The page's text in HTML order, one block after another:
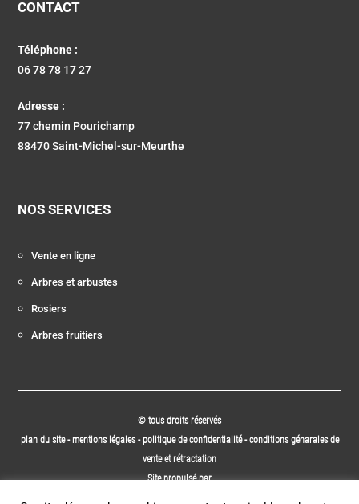
CONTACT
Téléphone :
06 78 78 17 27
Adresse :
77 chemin Pourichamp
88470 Saint-Michel-sur-Meurthe
NOS SERVICES
Vente en ligne
Arbres et arbustes
Rosiers
Arbres fruitiers
© tous droits réservés
plan du site-mentions légales -politique de confidentialité-conditions génarales de
vente et rétractation
Site propulsé par